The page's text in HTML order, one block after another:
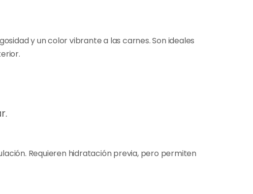
y un color vibrante a las carnes. Son ideales
Requieren hidratación previa, pero permiten